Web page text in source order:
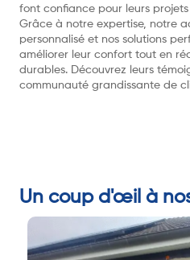
font confiance pour leurs
Grâce à notre expertise, notre
personnalisé et nos solutions
améliorer leur confort tout en
durables. Découvrez leurs
communauté grandissante de
Un coup d'œil à